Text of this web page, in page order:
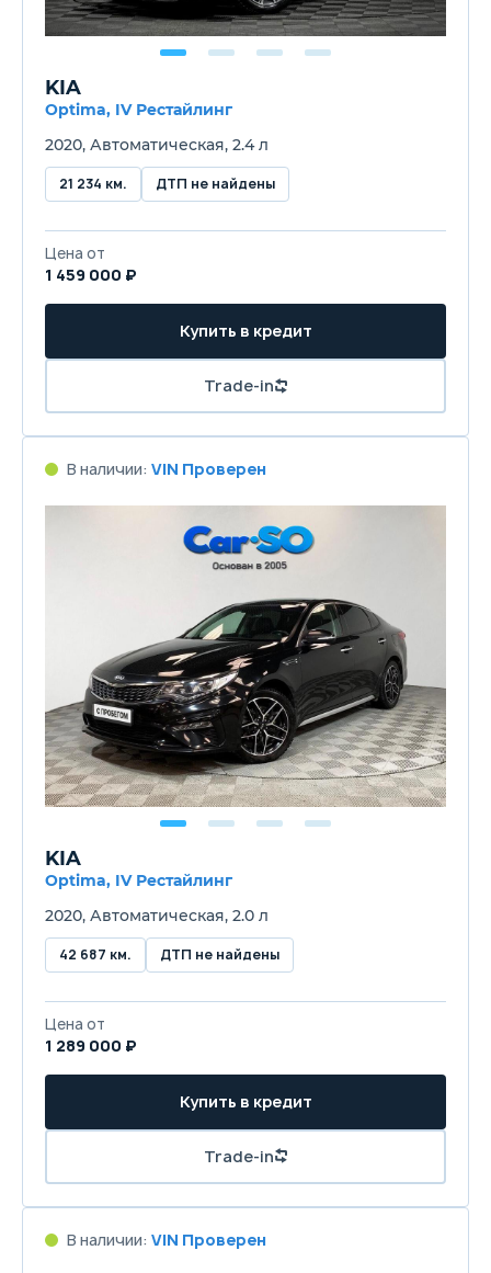
KIA
Optima, IV Рестайлинг
2020, Автоматическая, 2.4 л
21 234 км. ДТП не найдены
Цена от
1 459 000 ₽
Купить в кредит
Trade-in
В наличии: VIN Проверен
KIA
Optima, IV Рестайлинг
2020, Автоматическая, 2.0 л
42 687 км. ДТП не найдены
Цена от
1 289 000 ₽
Купить в кредит
Trade-in
В наличии: VIN Проверен